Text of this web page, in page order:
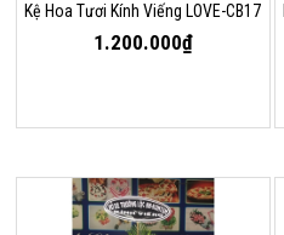
Kệ Hoa Tươi Kính Viếng LOVE-CB17
1.200.000₫